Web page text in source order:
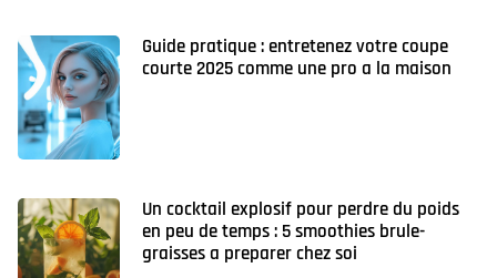
Guide pratique : entretenez votre coupe
courte 2025 comme une pro a la maison
Un cocktail explosif pour perdre du poids
en peu de temps : 5 smoothies brule-
graisses a preparer chez soi